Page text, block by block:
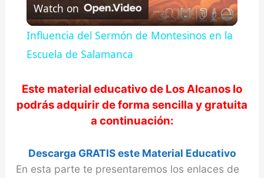
l
a
y
V
i
Watch on
Influencia del Sermón de Montesinos en la
Escuela de Salamanca
Este material educativo de Los Alcanos lo
podrás adquirir de forma sencilla y gratuita
a continuación:
Descarga GRATIS este Material Educativo
En esta parte te presentaremos los enlaces de